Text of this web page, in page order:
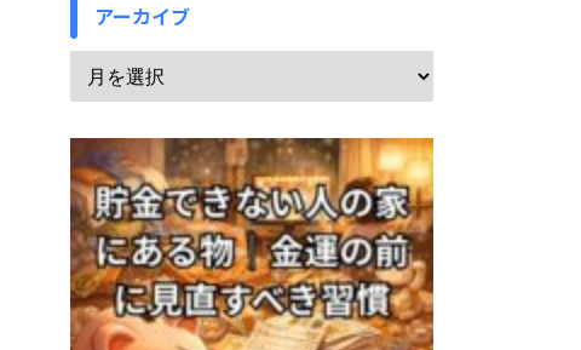
アーカイブ